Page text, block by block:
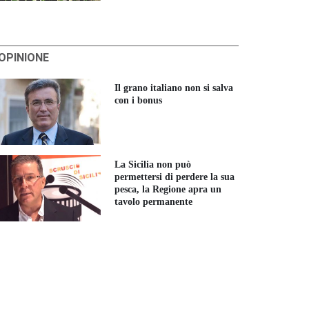
Il grano italiano non si salva
con i bonus
La Sicilia non può
permettersi di perdere la sua
pesca, la Regione apra un
tavolo permanente